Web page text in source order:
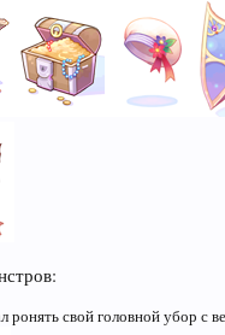
ронять свой головной убор с